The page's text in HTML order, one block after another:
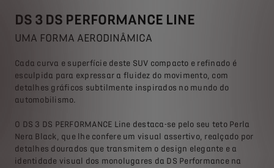
DS 3 DS PERFORMANCE LINE
UMA FORMA AERODINÂMICA
Cada curva e superfície deste SUV compacto e refinado é
esculpida para expressar a fluidez do movimento, com
detalhes gráficos subtilmente inspirados no mundo do
automobilismo.
O DS 3 DS PERFORMANCE Line destaca-se pelo seu teto Perla
Nera Black, que lhe confere um visual assertivo, realçado por
detalhes dourados que transmitem o design elegante e a
identidade visual dos monolugares da DS Performance na